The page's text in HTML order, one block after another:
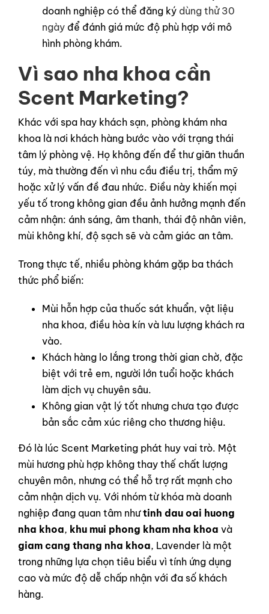
doanh nghiệp có thể đăng ký dùng thử 30
ngày để đánh giá mức độ phù hợp với mô
hình phòng khám.
Vì sao nha khoa cần
Scent Marketing?
Khác với spa hay khách sạn, phòng khám nha
khoa là nơi khách hàng bước vào với trạng thái
tâm lý phòng vệ. Họ không đến để thư giãn thuần
túy, mà thường đến vì nhu cầu điều trị, thẩm mỹ
hoặc xử lý vấn đề đau nhức. Điều này khiến mọi
yếu tố trong không gian đều ảnh hưởng mạnh đến
cảm nhận: ánh sáng, âm thanh, thái độ nhân viên,
mùi không khí, độ sạch sẽ và cảm giác an tâm.
Trong thực tế, nhiều phòng khám gặp ba thách
thức phổ biến:
Mùi hỗn hợp của thuốc sát khuẩn, vật liệu
nha khoa, điều hòa kín và lưu lượng khách ra
vào.
Khách hàng lo lắng trong thời gian chờ, đặc
biệt với trẻ em, người lớn tuổi hoặc khách
làm dịch vụ chuyên sâu.
Không gian vật lý tốt nhưng chưa tạo được
bản sắc cảm xúc riêng cho thương hiệu.
Đó là lúc Scent Marketing phát huy vai trò. Một
mùi hương phù hợp không thay thế chất lượng
chuyên môn, nhưng có thể hỗ trợ rất mạnh cho
cảm nhận dịch vụ. Với nhóm từ khóa mà doanh
nghiệp đang quan tâm nhưtinh dau oai huong
nha khoa, khu mui phong kham nha khoa và
giam cang thang nha khoa, Lavender là một
trong những lựa chọn tiêu biểu vì tính ứng dụng
cao và mức độ dễ chấp nhận với đa số khách
hàng.